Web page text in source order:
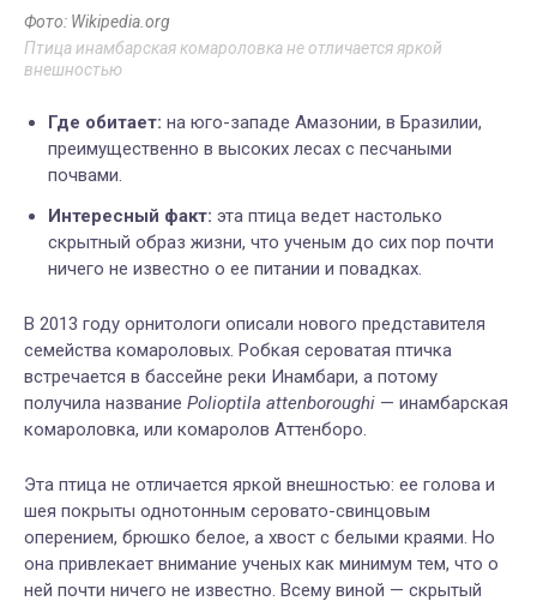
Фото: Wikipedia.org
Птица инамбарская комароловка не отличается яркой
внешностью
Где обитает: на юго-западе Амазонии, в Бразилии,
преимущественно в высоких лесах с песчаными
почвами.
Интересный факт: эта птица ведет настолько
скрытный образ жизни, что ученым до сих пор почти
ничего не известно о ее питании и повадках.
В 2013 году орнитологи описали нового представителя
семейства комароловых. Робкая сероватая птичка
встречается в бассейне реки Инамбари, а потому
получила название Polioptila attenboroughi — инамбарская
комароловка, или комаролов Аттенборо.
Эта птица не отличается яркой внешностью: ее голова и
шея покрыты однотонным серовато-свинцовым
оперением, брюшко белое, а хвост с белыми краями. Но
она привлекает внимание ученых как минимум тем, что о
ней почти ничего не известно. Всему виной — скрытый